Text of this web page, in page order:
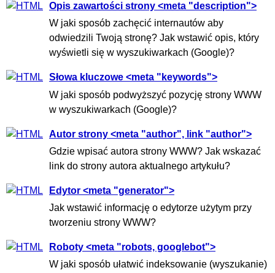
Opis zawartości strony <meta "description">
W jaki sposób zachęcić internautów aby
odwiedzili Twoją stronę? Jak wstawić opis, który
wyświetli się w wyszukiwarkach (Google)?
Słowa kluczowe <meta "keywords">
W jaki sposób podwyższyć pozycję strony WWW
w wyszukiwarkach (Google)?
Autor strony <meta "author", link "author">
Gdzie wpisać autora strony WWW? Jak wskazać
link do strony autora aktualnego artykułu?
Edytor <meta "generator">
Jak wstawić informację o edytorze użytym przy
tworzeniu strony WWW?
Roboty <meta "robots, googlebot">
W jaki sposób ułatwić indeksowanie (wyszukanie)